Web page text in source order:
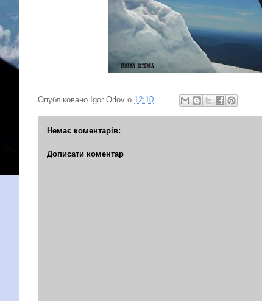
Опубліковано Igor Orlov о 12:10
Немає коментарів:
Дописати коментар